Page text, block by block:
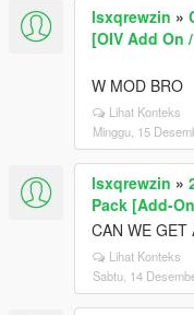
lsxqrewzin »
[OIV Add On
W MOD BRO
Lihat Konteks
Minggu, 15
lsxqrewzin »
Pack [Add-
CAN WE GET
Lihat Konteks
Sabtu, 14